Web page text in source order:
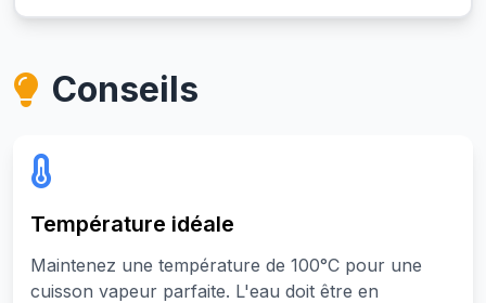
Conseils
Température idéale
Maintenez une température de 100°C pour une
cuisson vapeur parfaite. L'eau doit être en